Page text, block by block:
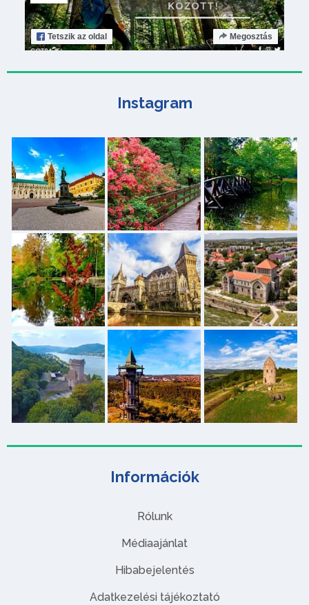
Információk
Rólunk
Médiaajánlat
Hibabejelentés
Adatkezelési tájékoztató
Tetszik az oldal Megosztás
Instagram